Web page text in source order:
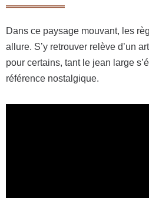
Dans ce paysage mouvant, les
allure. S’y retrouver relève d’un
pour certains, tant le jean large
référence nostalgique.